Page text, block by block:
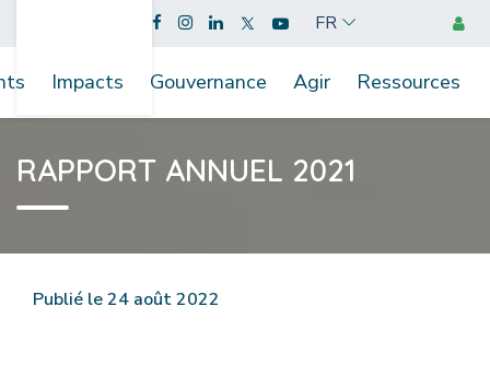
FR
Impacts Gouvernance Agir Ressources
RAPPORT ANNUEL 2021
Publié le 24 août 2022